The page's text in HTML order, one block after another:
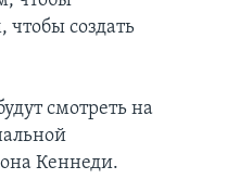
чтобы создать
смотреть на
Кеннеди.